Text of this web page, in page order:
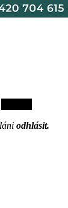
odhlásit.